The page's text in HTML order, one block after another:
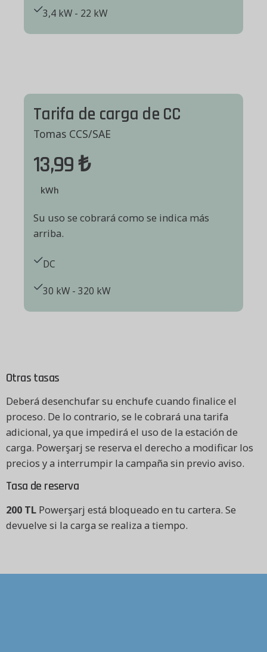
3,4 kW - 22 kW
Tarifa de carga de CC
Tomas CCS/SAE
13,99 ₺
kWh
Su uso se cobrará como se indica más
arriba.
DC
30 kW - 320 kW
Otras tasas
Deberá desenchufar su enchufe cuando finalice el
proceso. De lo contrario, se le cobrará una tarifa
adicional, ya que impedirá el uso de la estación de
carga. Powerşarj se reserva el derecho a modificar los
precios y a interrumpir la campaña sin previo aviso.
Tasa de reserva
200 TL Powerşarj está bloqueado en tu cartera. Se
devuelve si la carga se realiza a tiempo.